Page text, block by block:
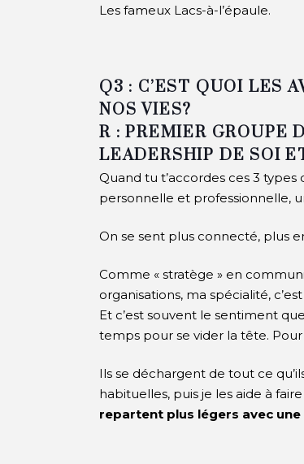
Les fameux Lacs-à-l’épaule.
Q3 : C’EST QUOI LES
NOS VIES?
R : PREMIER GROUPE
LEADERSHIP DE SOI
Quand tu t’accordes ces 3 types
personnelle et professionnelle,
On se sent plus connecté, plus
Comme « stratège » en
organisations, ma spécialité,
Et c’est souvent le sentiment
temps pour se vider la tête. Pour
Ils se déchargent de tout ce
habituelles, puis je les aide à
repartent plus légers avec